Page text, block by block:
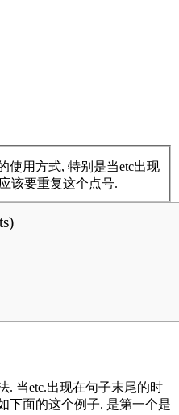
使用方式, 特别是当etc出现
该要重复这个点号.
. 当etc.出现在句子末尾的时
下面的这个例子. 是第一个是